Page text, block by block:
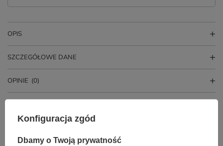
OPIS
SZCZEGÓŁOWE DANE
OPINIE (0)
Konfiguracja zgód
Dbamy o Twoją prywatność